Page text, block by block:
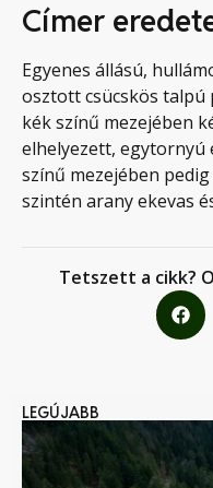
Címer
Egyenes állású,
osztott csücskös talpú
kék színű mezejében
elhelyezett, egytornyú
színű mezejében
szintén arany ekevas
Tetszett a cikk?
LEGÚJABB